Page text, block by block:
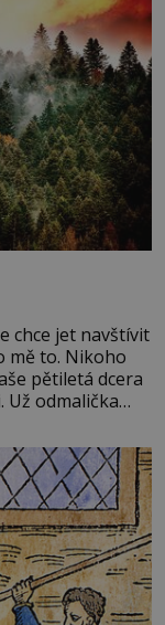
chce jet navštívit
mě to. Nikoho
pětiletá dcera
Už odmalička
statečných